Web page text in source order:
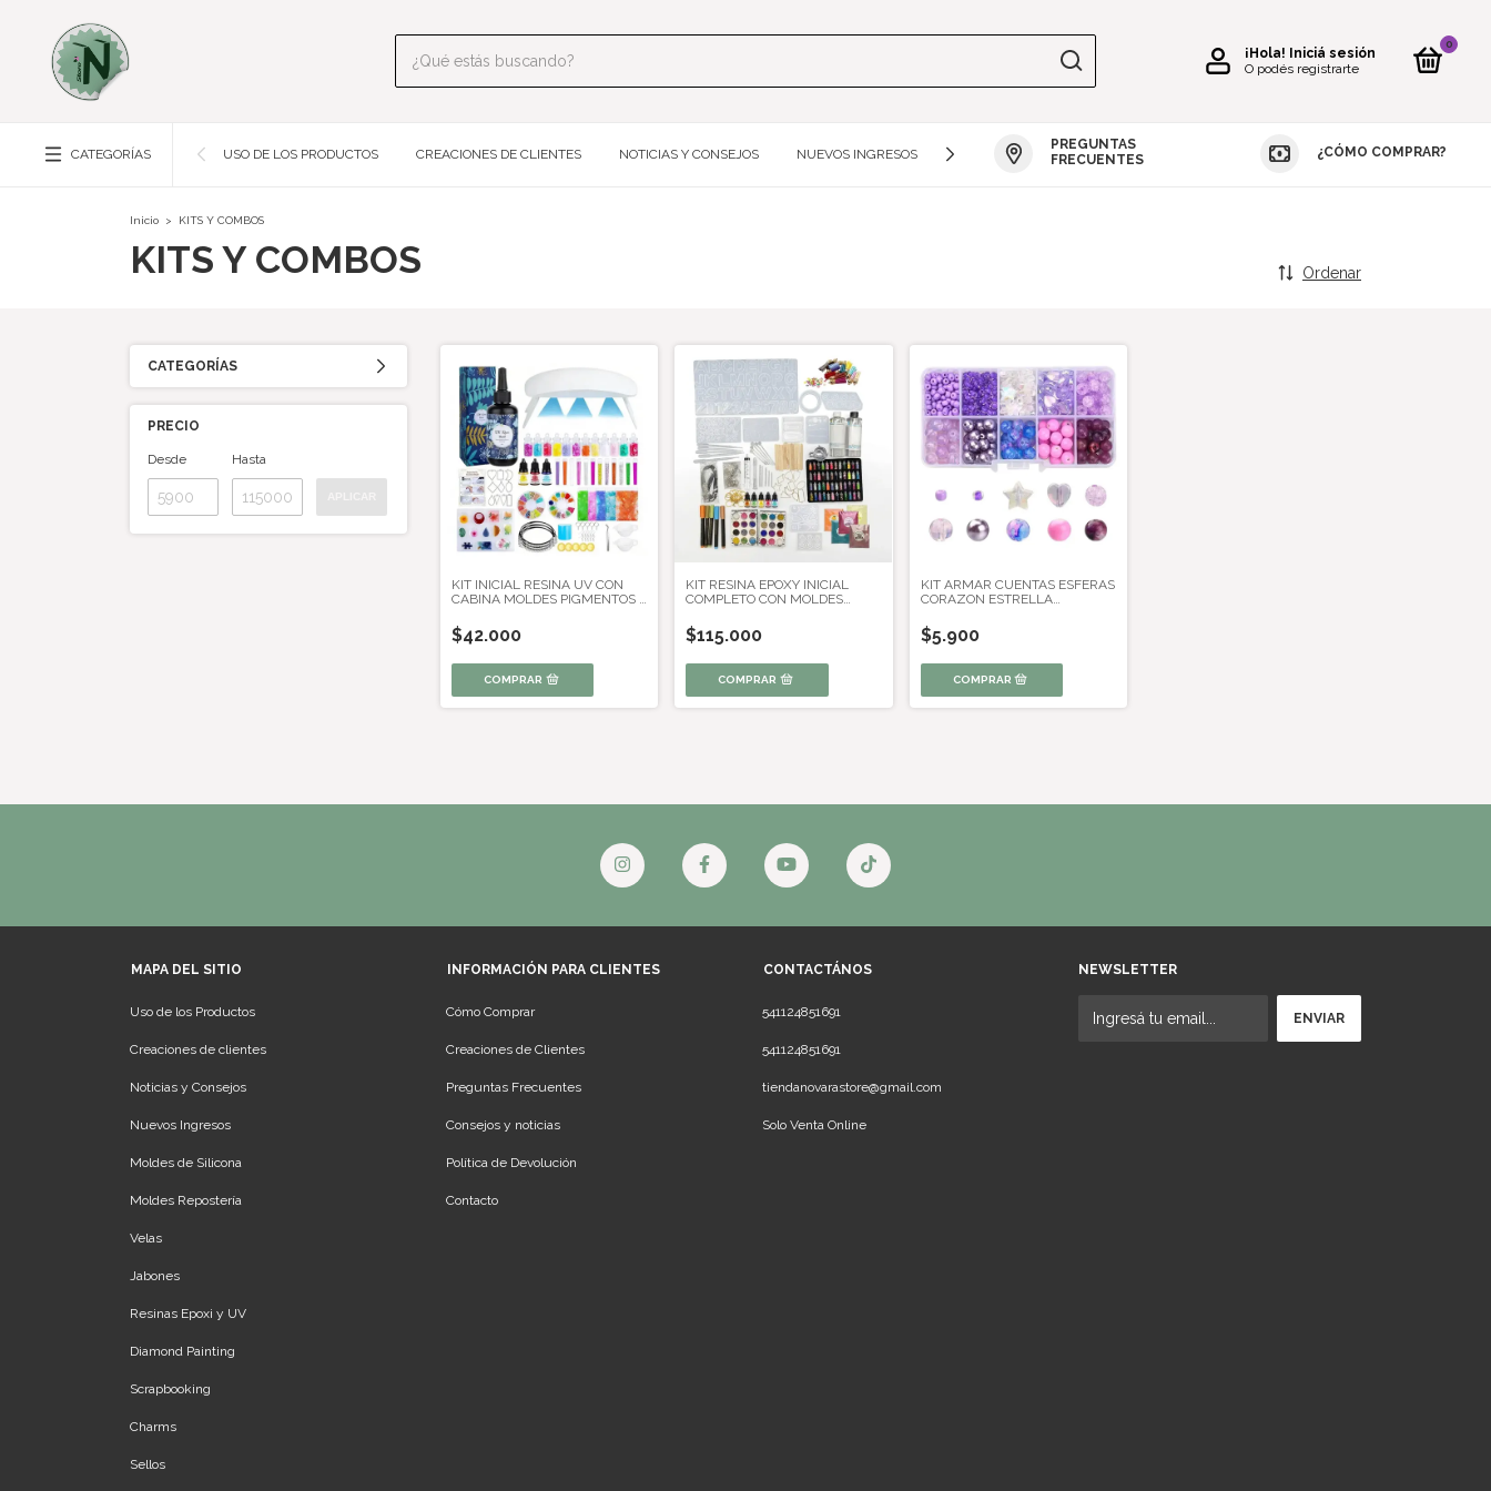
¡Hola!
Iniciá sesión
O podés registrarte
0
CATEGORÍAS USO DE LOS PRODUCTOS CREACIONES DE CLIENTES NOTICIAS Y CONSEJOS NUEVOS INGRESOS MOLDES DE SILICONA MOLDES REPOSTERÍA VELAS JABONES
PREGUNTAS
FRECUENTES
¿CÓMO COMPRAR?
Inicio > KITS Y COMBOS
KITS Y COMBOS Ordenar
CATEGORÍAS
PRECIO
Desde Hasta
KIT INICIAL RESINA UV CON
CABINA MOLDES PIGMENTOS Y
$42.000
KIT RESINA EPOXY INICIAL
COMPLETO CON MOLDES
$115.000
KIT ARMAR CUENTAS ESFERAS
CORAZON ESTRELLA
$5.900
MAPA DEL SITIO
Uso de los Productos
Creaciones de clientes
Noticias y Consejos
Nuevos Ingresos
Moldes de Silicona
Moldes Repostería
Velas
Jabones
Resinas Epoxi y UV
Diamond Painting
Scrapbooking
Charms
Sellos
INFORMACIÓN PARA CLIENTES
Cómo Comprar
Creaciones de Clientes
Preguntas Frecuentes
Consejos y noticias
Política de Devolución
Contacto
CONTACTÁNOS
541124851691
541124851691
tiendanovarastore@gmail.com
Solo Venta Online
NEWSLETTER